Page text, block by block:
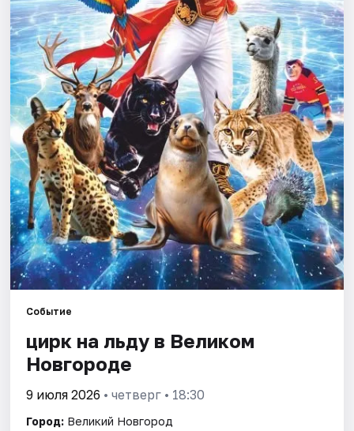
Площадки
Артисты
Рейтинги
Событие
цирк на льду в Великом
Новгороде
9 июля 2026 • четверг • 18:30
Город: Великий Новгород